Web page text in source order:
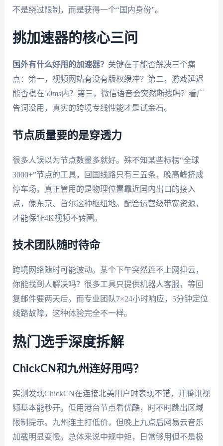
不是绕过限制，而是获得一个“国内身份”。
挑加速器的核心三问
国外有什么好用的加速器？ 关键在于能否解决三个痛
点：第一，视频网站有没有版权缓冲？第二，游戏延迟
能否稳在50ms内？第三，微信语音会突然断线吗？看广
告词没用，真实的跨境专线性能才是试金石。
节点质量要的是穿透力
很多人误以为节点数量多就好。殊不知某些标榜“全球
3000+”节点的工具，回国线路只有三五条，晚高峰挤成
停车场。真正管用的是物理位置靠近国内出口的接入
点，像东京、首尔这种枢纽地。配合运营级带宽资源，
才能保证4K视频不转圈。
技术团队随时待命
跨境网络随时可能波动。某个下午突然连不上网抑云，
你能找到人解决吗？很多工具只提供机器人客服，等回
复邮件要两天后。而专业团队7×24小时响应，5分钟定位
线路故障，这种体验完全不一样。
热门选手深度拆解
ChickCN和九州连好用吗？
实测发现ChickCN在连接北美用户时表现不错，开腾讯视
频基本能秒开。但用港台节点看优酷，时不时跳出区域
限制提示。九州连主打低价，但晚上九点后网易云音乐
加载明显变慢。总体来说中规中矩，日常够用但不是极